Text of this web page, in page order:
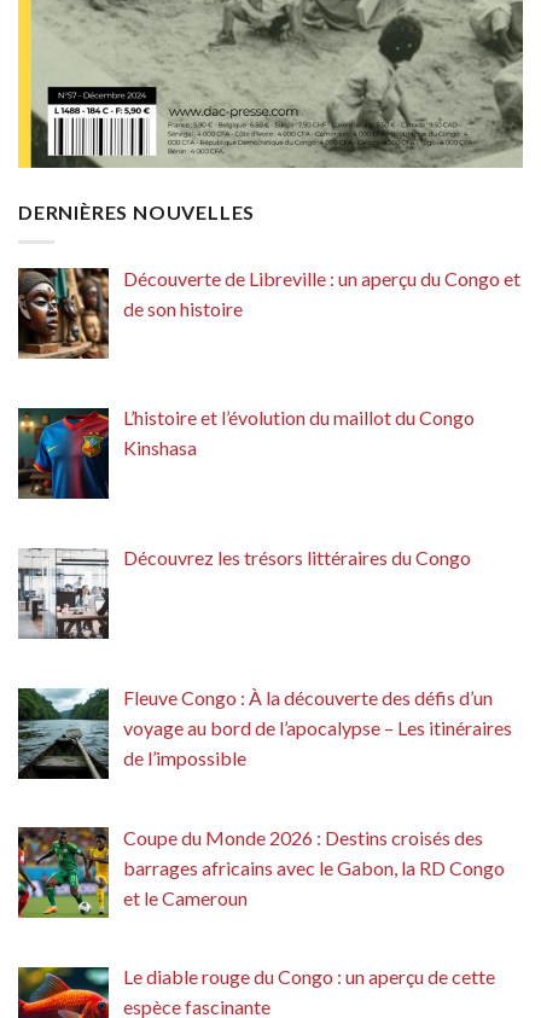
DERNIÈRES NOUVELLES
Découverte de Libreville : un aperçu du Congo et
de son histoire
L’histoire et l’évolution du maillot du Congo
Kinshasa
Découvrez les trésors littéraires du Congo
Fleuve Congo : À la découverte des défis d’un
voyage au bord de l’apocalypse – Les itinéraires
de l’impossible
Coupe du Monde 2026 : Destins croisés des
barrages africains avec le Gabon, la RD Congo
et le Cameroun
Le diable rouge du Congo : un aperçu de cette
espèce fascinante